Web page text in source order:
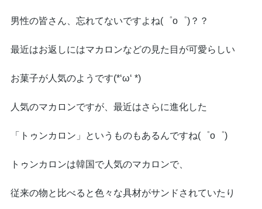
男性の皆さん、忘れてないですよね(゜o゜)？？
最近はお返しにはマカロンなどの見た目が可愛らしい
お菓子が人気のようです(*‘ω‘ *)
人気のマカロンですが、最近はさらに進化した
「トゥンカロン」というものもあるんですね(゜o゜)
トゥンカロンは韓国で人気のマカロンで、
従来の物と比べると色々な具材がサンドされていたり